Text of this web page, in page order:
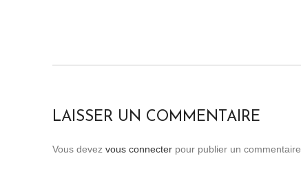
LAISSER UN COMMENTAIRE
Vous devez vous connecter pour publier un commentaire.